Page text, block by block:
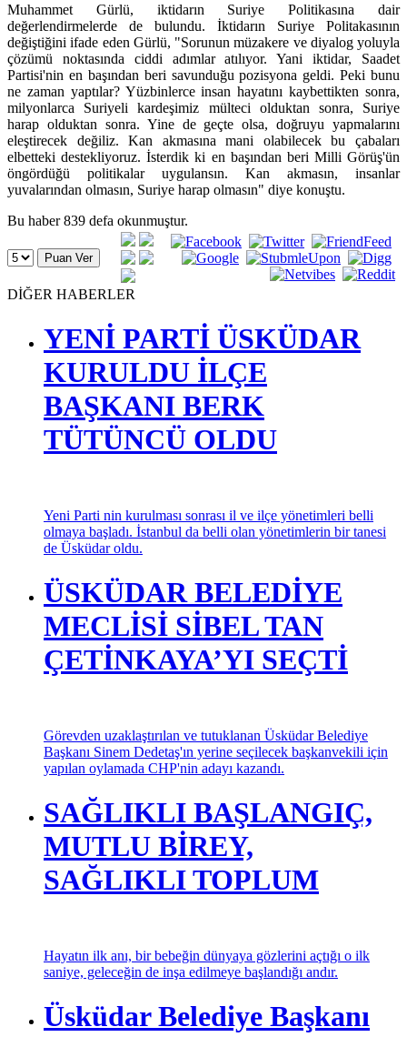
Muhammet Gürlü, iktidarın Suriye Politikasına dair
değerlendirmelerde de bulundu. İktidarın Suriye Politakasının
değiştiğini ifade eden Gürlü, "Sorunun müzakere ve diyalog yoluyla
çözümü noktasında ciddi adımlar atılıyor. Yani iktidar, Saadet
Partisi'nin en başından beri savunduğu pozisyona geldi. Peki bunu
ne zaman yaptılar? Yüzbinlerce insan hayatını kaybettikten sonra,
milyonlarca Suriyeli kardeşimiz mülteci olduktan sonra, Suriye
harap olduktan sonra. Yine de geçte olsa, doğruyu yapmalarını
eleştirecek değiliz. Kan akmasına mani olabilecek bu çabaları
elbetteki destekliyoruz. İsterdik ki en başından beri Milli Görüş'ün
öngördüğü politikalar uygulansın. Kan akmasın, insanlar
yuvalarından olmasın, Suriye harap olmasın" diye konuştu.
Bu haber 839 defa okunmuştur.
DİĞER HABERLER
YENİ PARTİ ÜSKÜDAR
KURULDU İLÇE
BAŞKANI BERK
TÜTÜNCÜ OLDU
Yeni Parti nin kurulması sonrası il ve ilçe yönetimleri belli
olmaya başladı. İstanbul da belli olan yönetimlerin bir tanesi
ÜSKÜDAR BELEDİYE
MECLİSİ SİBEL TAN
ÇETİNKAYA’YI SEÇTİ
Görevden uzaklaştırılan ve tutuklanan Üsküdar Belediye
yapılan oylamada CHP'nin adayı kazandı.
SAĞLIKLI BAŞLANGIÇ,
MUTLU BİREY,
Hayatın ilk anı, bir bebeğin dünyaya gözlerini açtığı o ilk
saniye, geleceğin de inşa edilmeye başlandığı andır.